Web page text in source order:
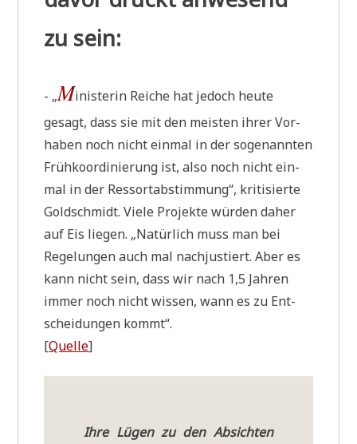
zu sein:
- „Mini­ste­rin Rei­che hat jedoch heu­te
gesagt, dass sie mit den mei­sten ihrer Vor­
ha­ben noch nicht ein­mal in der soge­nann­ten
Früh­ko­or­di­nie­rung ist, also noch nicht ein­
mal in der Res­sort­ab­stim­mung“, kri­ti­sier­te
Gold­schmidt. Vie­le Pro­jek­te wür­den daher
auf Eis lie­gen. „Natür­lich muss man bei
Rege­lun­gen auch mal nach­ju­stiert. Aber es
kann nicht sein, dass wir nach 1,5 Jah­ren
immer noch nicht wis­sen, wann es zu Ent­
schei­dun­gen kommt“.
[Quel­le]
Ihre Lügen zu den Absich­ten